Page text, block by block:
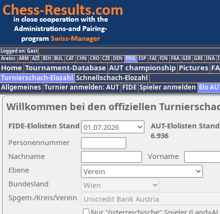
Logged on: Gast
Arabic ARM AZE BIH BUL CAT CHN CRO CZE DEN ENG ESP FAI FIN FRA GER GRE INA
Home Tournament-Database AUT championship Pictures
Turnierschach-Elozahl Schnellschach-Elozahl
Allgemeines Turnier anmelden: AUT FIDE Spieler anmelden Elo
Willkommen bei den offiziellen
Nachname
Vorname
Ebene
Personennummer
Bundesland
Spgem./Kreis/Verein
Nur "österreichische" Spieler
AUT-Elolisten
6.936
FIDE-Elolisten Stand